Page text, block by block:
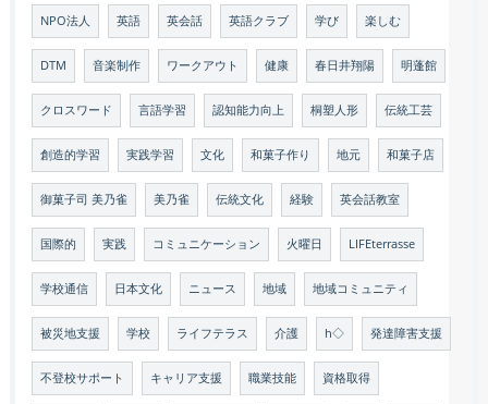
NPO法人 英語 英会話 英語クラブ 学び 楽しむ
DTM 音楽制作 ワークアウト 健康 春日井翔陽 明蓬館
クロスワード 言語学習 認知能力向上 桐塑人形 伝統工芸
創造的学習 実践学習 文化 和菓子作り 地元 和菓子店
御菓子司 美乃雀 美乃雀 伝統文化 経験 英会話教室
国際的 実践 コミュニケーション 火曜日 LIFEterrasse
学校通信 日本文化 ニュース 地域 地域コミュニティ
被災地支援 学校 ライフテラス 介護 h◇ 発達障害支援
不登校サポート キャリア支援 職業技能 資格取得